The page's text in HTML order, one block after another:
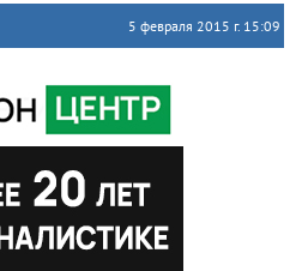
5 февраля 2015 г. 15:09